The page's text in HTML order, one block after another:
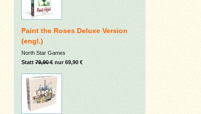
Paint the Roses Deluxe Version
(engl.)
North Star Games
Statt79,90 €nur 69,90 €